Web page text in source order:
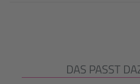
Produktgalerie überspringen
DAS PASST